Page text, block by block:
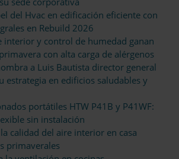
del Hvac en edificación eficiente con
en Rebuild 2026
interior y control de humedad ganan
con alta carga de alérgenos
a Luis Bautista director general
estrategia en edificios saludables y
portátiles HTW P41B y P41WF:
sin instalación
calidad del aire interior en casa
primaverales